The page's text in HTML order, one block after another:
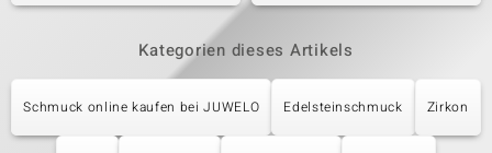
Kategorien dieses Artikels
Schmuck online kaufen bei JUWELO Edelsteinschmuck Zirkon